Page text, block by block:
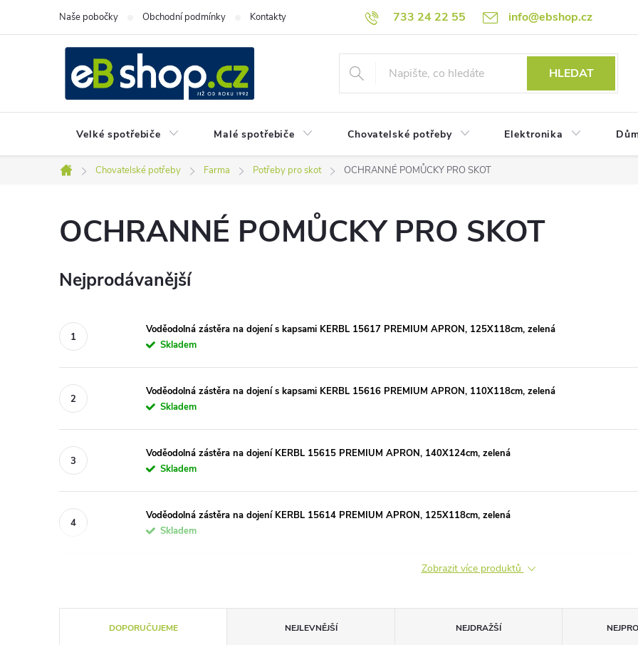
733 24 22 55 info@ebshop.cz
Naše pobočky Obchodní podmínky Kontakty
HLEDAT
Velké spotřebiče Malé spotřebiče Chovatelské potřeby Elektronika
Domů
Chovatelské potřeby Farma Potřeby pro skot OCHRANNÉ POMŮCKY PRO SKOT
OCHRANNÉ POMŮCKY PRO SKOT
Nejprodávanější
Voděodolná zástěra na dojení s kapsami KERBL 15617 PREMIUM APRON, 125X118cm, zelená
Skladem
Voděodolná zástěra na dojení s kapsami KERBL 15616 PREMIUM APRON, 110X118cm, zelená
Skladem
Voděodolná zástěra na dojení KERBL 15615 PREMIUM APRON, 140X124cm, zelená
Skladem
Voděodolná zástěra na dojení KERBL 15614 PREMIUM APRON, 125X118cm, zelená
Skladem
Zobrazit více produktů
DOPORUČUJEME NEJLEVNĚJŠÍ NEJDRAŽŠÍ